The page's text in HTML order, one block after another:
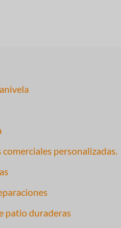
personalizadas.
patio duraderas